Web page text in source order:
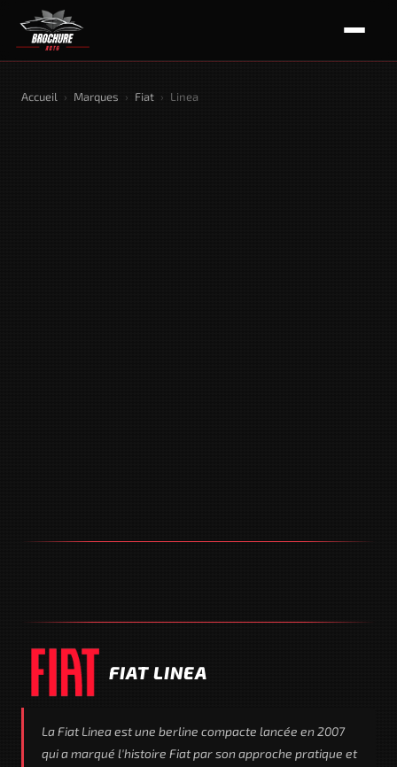
Accueil › Marques › Fiat › Linea
FIAT LINEA
La Fiat Linea est une berline compacte lancée en 2007
qui a marqué l'histoire Fiat par son approche pratique et